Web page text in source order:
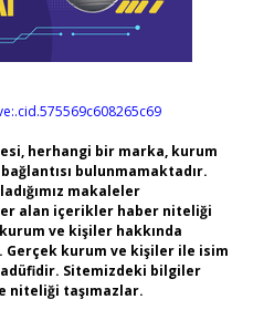
herhangi bir marka, kurum
bulunmamaktadır.
makaleler
alan içerikler haber niteliği
ve kişiler hakkında
Gerçek kurum ve kişiler ile isim
Sitemizdeki bilgiler
niteliği taşımazlar.